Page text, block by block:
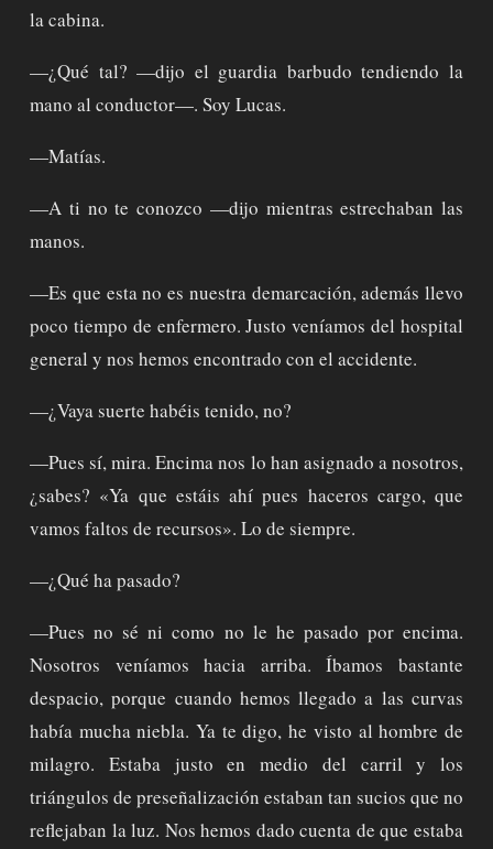
la cabina.
—¿Qué tal? —dijo el guardia barbudo tendiendo la
mano al conductor—. Soy Lucas.
—Matías.
—A ti no te conozco —dijo mientras estrechaban las
manos.
—Es que esta no es nuestra demarcación, además llevo
poco tiempo de enfermero. Justo veníamos del hospital
general y nos hemos encontrado con el accidente.
—¿Vaya suerte habéis tenido, no?
—Pues sí, mira. Encima nos lo han asignado a nosotros,
¿sabes? «Ya que estáis ahí pues haceros cargo, que
vamos faltos de recursos». Lo de siempre.
—¿Qué ha pasado?
—Pues no sé ni como no le he pasado por encima.
Nosotros veníamos hacia arriba. Íbamos bastante
despacio, porque cuando hemos llegado a las curvas
había mucha niebla. Ya te digo, he visto al hombre de
milagro. Estaba justo en medio del carril y los
triángulos de preseñalización estaban tan sucios que no
reflejaban la luz. Nos hemos dado cuenta de que estaba